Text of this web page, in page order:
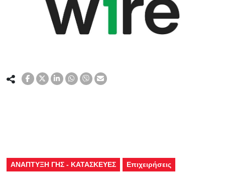
ΑΝΑΠΤΥΞΗ ΓΗΣ - ΚΑΤΑΣΚΕΥΕΣ Επιχειρήσεις